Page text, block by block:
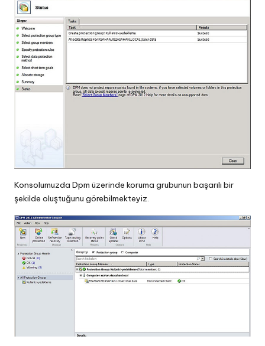
Konsolumuzda Dpm üzerinde koruma grubunun başarılı bir
şekilde oluştuğunu görebilmekteyiz.